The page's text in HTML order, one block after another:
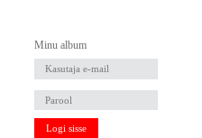
Minu album
Logi sisse